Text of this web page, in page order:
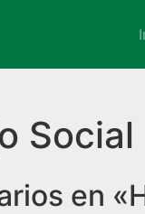
Social
en «